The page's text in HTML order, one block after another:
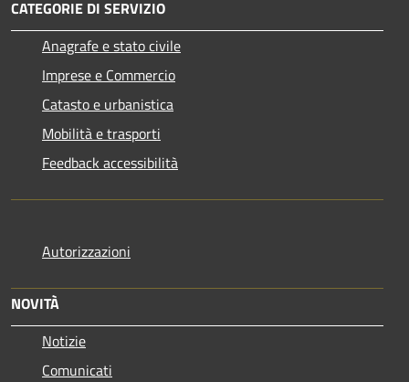
CATEGORIE DI SERVIZIO
Anagrafe e stato civile
Imprese e Commercio
Catasto e urbanistica
Mobilità e trasporti
Feedback accessibilità
Autorizzazioni
NOVITÀ
Notizie
Comunicati